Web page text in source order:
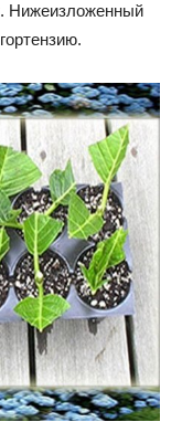
Нижеизложенный